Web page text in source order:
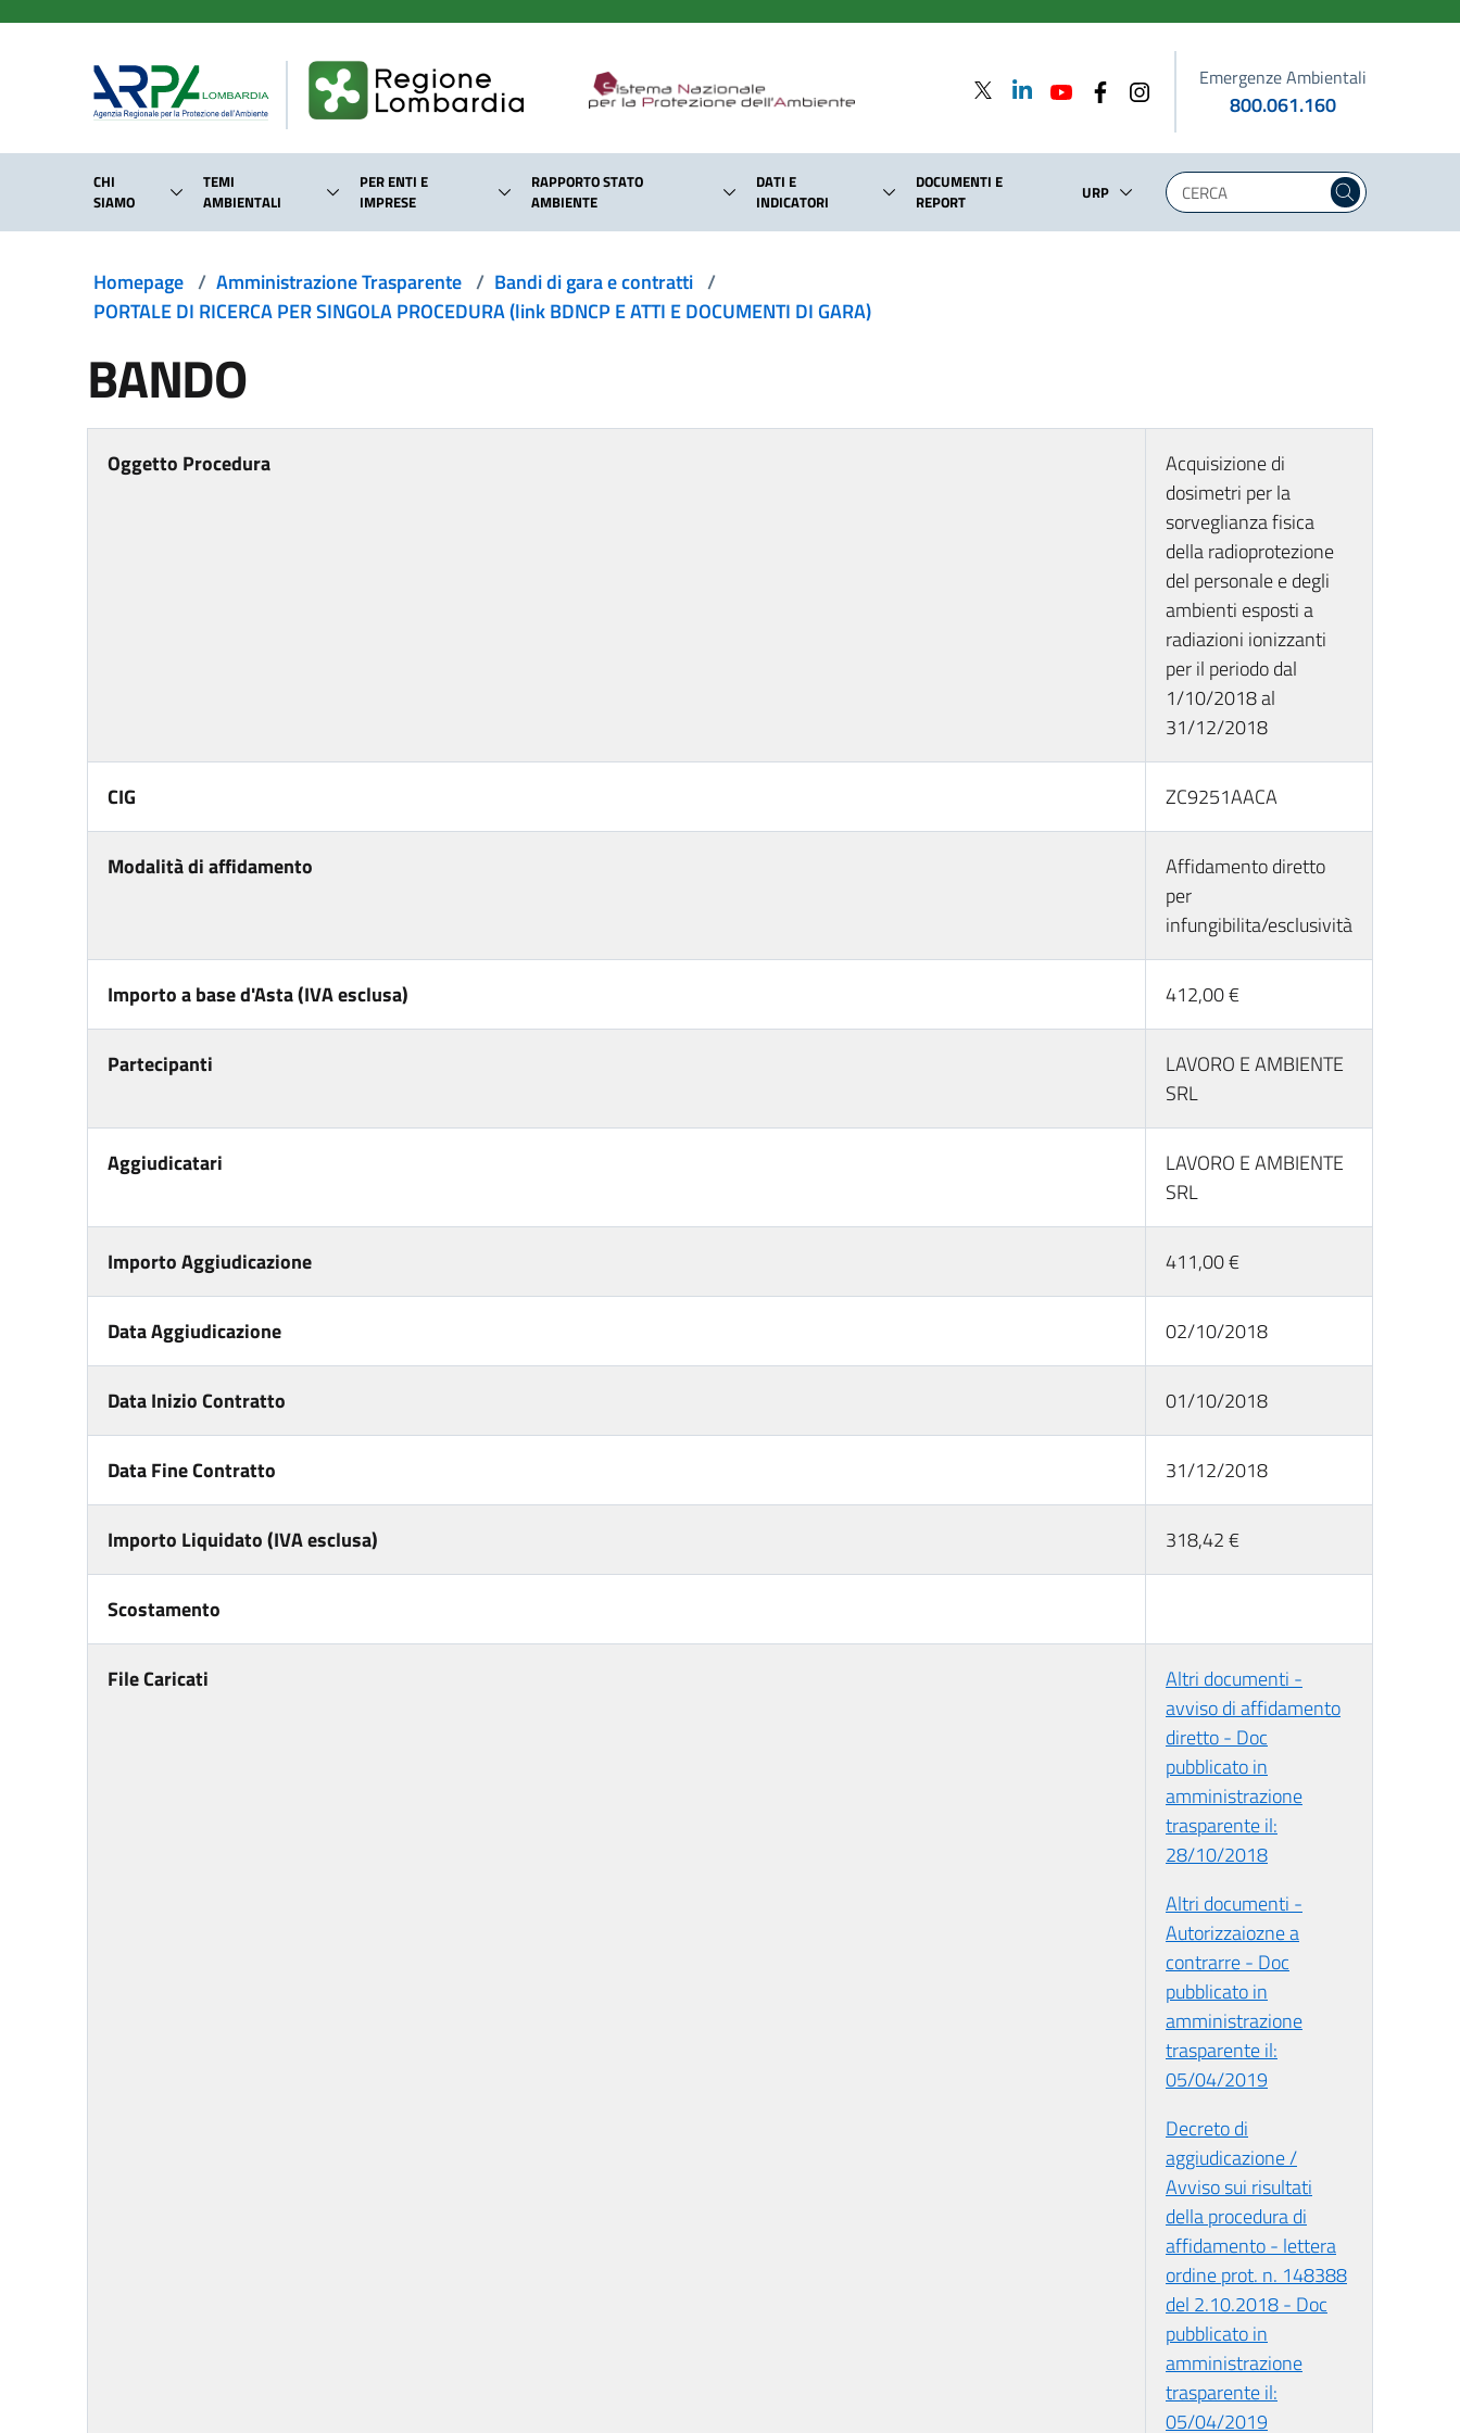
Emergenze Ambientali
800.061.160
CHI
SIAMO
TEMI
AMBIENTALI
PER ENTI E
IMPRESE
RAPPORTO STATO
AMBIENTE
DATI E
INDICATORI
DOCUMENTI E
REPORT
URP
Homepage / Amministrazione Trasparente / Bandi di gara e contratti /
PORTALE DI RICERCA PER SINGOLA PROCEDURA (link BDNCP E ATTI E DOCUMENTI DI GARA)
BANDO
Oggetto Procedura
Acquisizione di
dosimetri per la
sorveglianza fisica
della radioprotezione
del personale e degli
ambienti esposti a
radiazioni ionizzanti
per il periodo dal
1/10/2018 al
31/12/2018
CIG ZC9251AACA
Modalità di affidamento
Affidamento diretto
per
infungibilita/esclusività
Importo a base d'Asta (IVA esclusa) 412,00 €
Partecipanti
LAVORO E AMBIENTE
SRL
Aggiudicatari
LAVORO E AMBIENTE
SRL
Importo Aggiudicazione 411,00 €
Data Aggiudicazione 02/10/2018
Data Inizio Contratto 01/10/2018
Data Fine Contratto 31/12/2018
Importo Liquidato (IVA esclusa) 318,42 €
Scostamento
File Caricati
Altri documenti -
avviso di affidamento
diretto - Doc
pubblicato in
amministrazione
trasparente il:
28/10/2018
Altri documenti -
Autorizzaiozne a
contrarre - Doc
pubblicato in
amministrazione
trasparente il:
05/04/2019
Decreto di
aggiudicazione /
Avviso sui risultati
della procedura di
affidamento - lettera
ordine prot. n. 148388
del 2.10.2018 - Doc
pubblicato in
amministrazione
trasparente il:
05/04/2019